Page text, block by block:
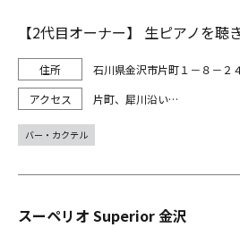
【2代目オーナー】 生ピアノを
石川県金沢市片町１－８－２
片町、犀川沿い…
バー・カクテル
スーペリオ Superior 金沢